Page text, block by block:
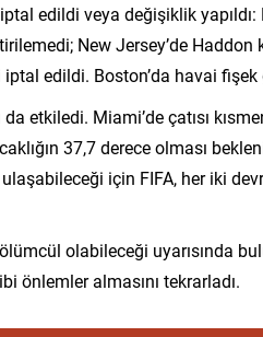
edildi veya değişiklik
New Jersey’de Haddon
edildi. Boston’da havai
etkiledi. Miami’de çatısı
37,7 derece olması
için FIFA, her iki
olabileceği uyarısında
önlemler almasını tekrarladı.